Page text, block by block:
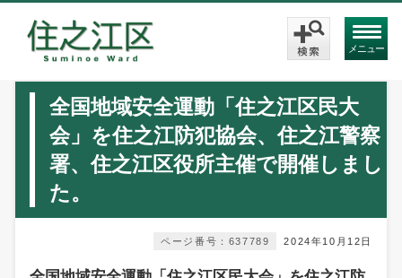
メニュー
全国地域安全運動「住之江区民大
会」を住之江防犯協会、住之江警察
署、住之江区役所主催で開催しまし
た。
2024年10月12日
ページ番号：637789